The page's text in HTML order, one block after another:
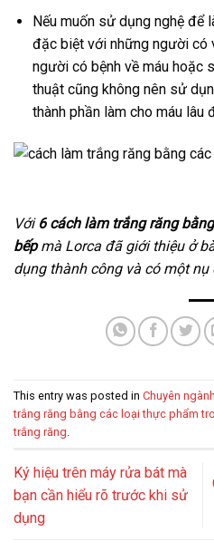
Nếu muốn sử dụng nghệ để
đặc biệt với những người có
người có bệnh về máu hoặc
thuật cũng không nên sử
thành phần làm cho máu lâu
Với 6 cách làm trắng răng
bếpmà Lorca đã giới thiệu ở
dụng thành công và có một
This entry was posted in Chuyên ngành
trắng răng bằng các loại thực phẩm
trắng răng
Ký hiệu trên máy rửa bát mà
bạn cần hiểu rõ trước khi sử
dụng